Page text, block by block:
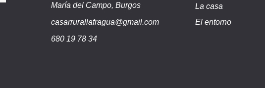
María del Campo, Burgos
casarrurallafragua@gmail.com
680 19 78 34
La casa
El entorno